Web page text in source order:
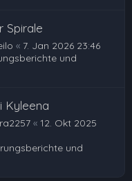
Spirale
« 7. Jan 2026 23:46
und
Kyleena
« 12. Okt 2025
und